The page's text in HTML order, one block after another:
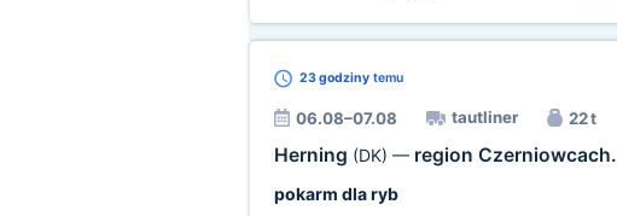
23 godzinytemu
06.08–07.08 tautliner 22 t
Herning (DK) — region Czerniowcach.
pokarm dla ryb